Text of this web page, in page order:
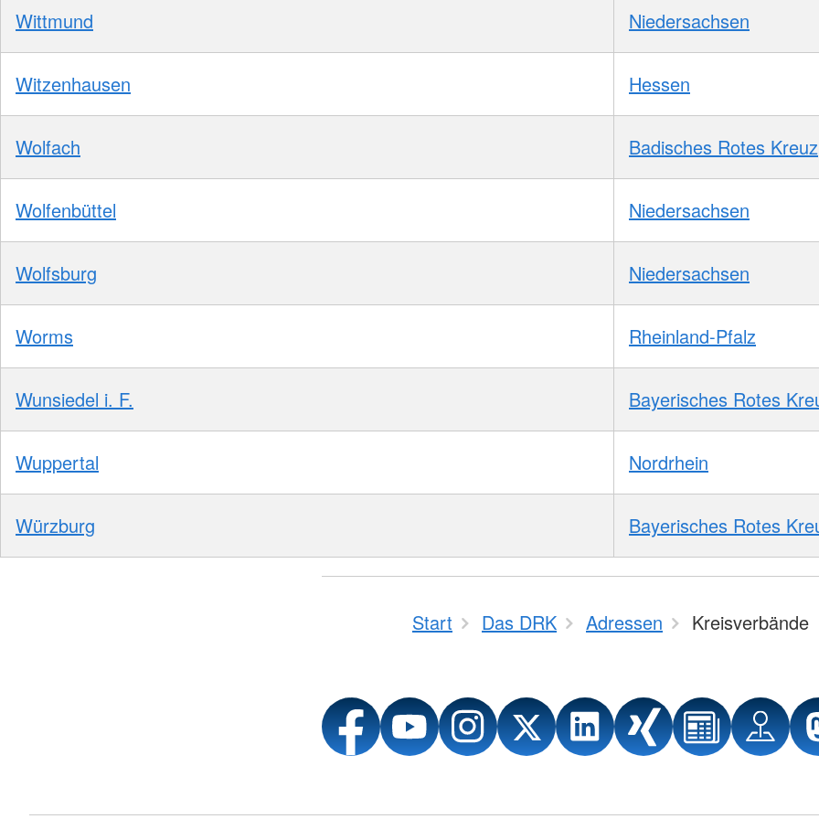
Wittmund Niedersachsen
Witzenhausen Hessen
Wolfach Badisches Rotes Kreuz
Wolfenbüttel Niedersachsen
Wolfsburg Niedersachsen
Worms Rheinland-Pfalz
Wunsiedel i. F. Bayerisches Rotes
Wuppertal Nordrhein
Würzburg Bayerisches Rotes
Start Das DRK Adressen Kreisverbände